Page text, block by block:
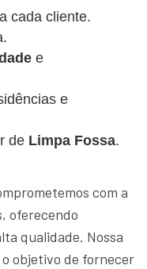
cada cliente.
e
e
de Limpa Fossa.
com a
oferecendo
qualidade. Nossa
objetivo de fornecer